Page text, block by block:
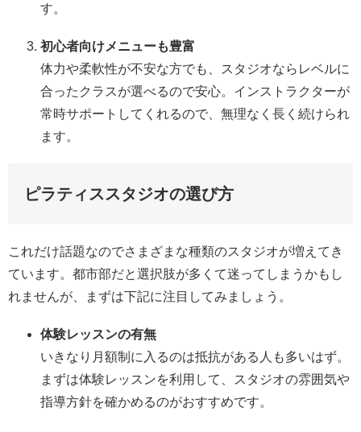
す。
初心者向けメニューも豊富
体力や柔軟性が不安な方でも、スタジオならレベルに
合ったクラスが選べるので安心。インストラクターが
常時サポートしてくれるので、無理なく長く続けられ
ます。
ピラティススタジオの選び方
これだけ話題なのでさまざまな種類のスタジオが増えてき
ています。都市部だと選択肢が多くて迷ってしまうかもし
れませんが、まずは下記に注目してみましょう。
体験レッスンの有無
いきなり月額制に入るのは抵抗がある人も多いはず。
まずは体験レッスンを利用して、スタジオの雰囲気や
指導方針を確かめるのがおすすめです。